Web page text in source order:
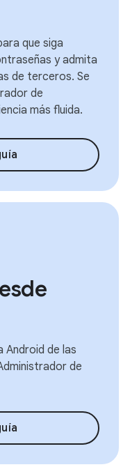
que siga
y admita
de terceros. Se
de
más fluida.
Android de las
de